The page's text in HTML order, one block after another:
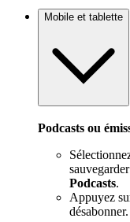
Mobile et tablette
Podcasts ou
Podcasts.
Appuyez
désabonner.